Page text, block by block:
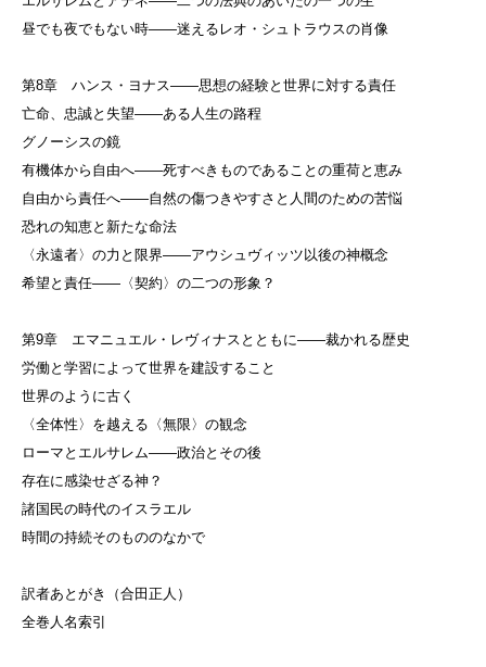
昼でも夜でもない時——迷えるレオ・シュトラウスの肖像
第8章 ハンス・ヨナス——思想の経験と世界に対する責任
亡命、忠誠と失望——ある人生の路程
グノーシスの鏡
有機体から自由へ——死すべきものであることの重荷と恵み
自由から責任へ——自然の傷つきやすさと人間のための苦悩
恐れの知恵と新たな命法
〈永遠者〉の力と限界——アウシュヴィッツ以後の神概念
希望と責任——〈契約〉の二つの形象？
第9章 エマニュエル・レヴィナスとともに——裁かれる歴史
労働と学習によって世界を建設すること
世界のように古く
〈全体性〉を越える〈無限〉の観念
ローマとエルサレム——政治とその後
存在に感染せざる神？
諸国民の時代のイスラエル
時間の持続そのもののなかで
訳者あとがき（合田正人）
全巻人名索引